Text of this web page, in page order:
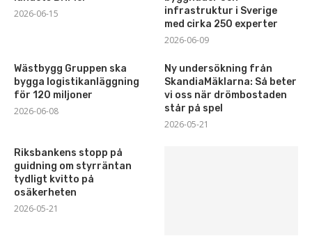
2026-06-15
infrastruktur i Sverige
med cirka 250 experter
2026-06-09
Wästbygg Gruppen ska
bygga logistikanläggning
för 120 miljoner
2026-06-08
Ny undersökning från
SkandiaMäklarna: Så beter
vi oss när drömbostaden
står på spel
2026-05-21
Riksbankens stopp på
guidning om styrräntan
tydligt kvitto på
osäkerheten
2026-05-21